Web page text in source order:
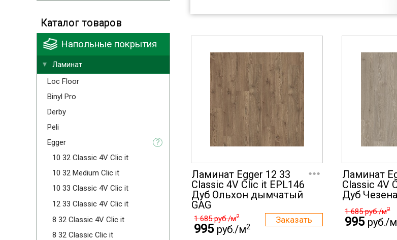
Ламинат Egger 12 33
Classic 4V Clic it EPL146
Дуб Ольхон дымчатый
GAG
...
1 685руб./м2
995 руб./м2
Ламинат
Classic 4V
Дуб
1 685руб./м2
995 руб./м
Каталог товаров
Напольные покрытия
Ламинат
Loc Floor
Binyl Pro
Derby
Peli
Egger
?
10 32 Classic 4V Clic it
10 32 Medium Clic it
10 33 Classic 4V Clic it
12 33 Classic 4V Clic it
8 32 Classic 4V Clic it
8 32 Classic Clic it